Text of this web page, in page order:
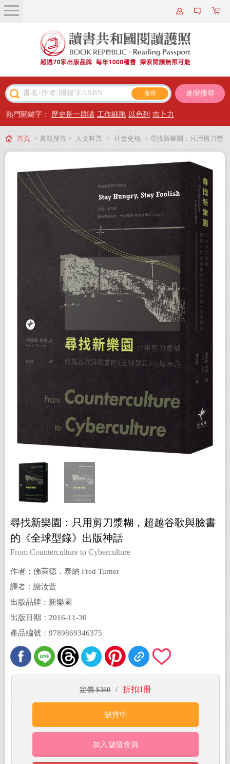
關於我們
近期新書
主題閱讀
出版專區
會員專屬
會員儲值方案
進階搜尋
熱門關鍵字： 歷史是一群喵 工作細胞 以色列 吉卜力
首頁 > 書籍搜尋 > 人文科普 > 社會史地 > 尋找新樂園：只用剪刀漿
糊，超越谷歌與臉書的《全球型錄》出版神話
尋找新樂園：只用剪刀漿糊，超越谷歌與臉書
的《全球型錄》出版神話
From Counterculture to Cyberculture
作者：佛萊德．泰納 Fred Turner
譯者：謝汝萱
出版品牌：新樂園
出版日期：2016-11-30
產品編號：9789869346375
定價 $380 / 折扣1冊
缺貨中
加入儲值會員